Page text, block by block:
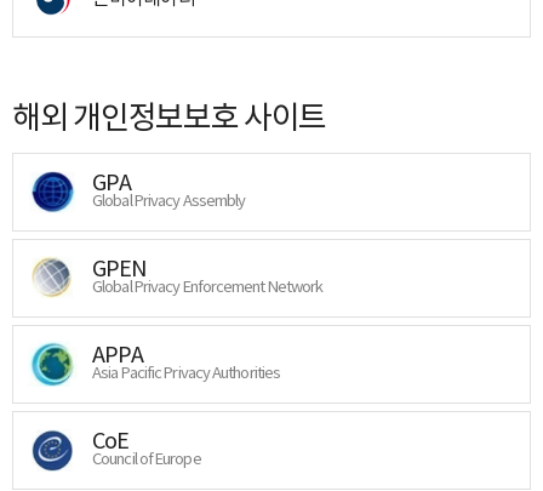
해외 개인정보보호 사이트
GPA
Global Privacy Assembly
GPEN
Global Privacy Enforcement Network
APPA
Asia Pacific Privacy Authorities
CoE
Council of Europe